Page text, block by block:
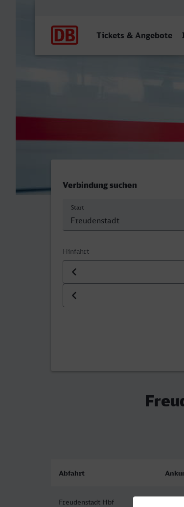
Tickets & Angebote
Freudenstadt Hbf -
Verbindung suchen
Start
Hinfahrt
Datum der Hinfahrt
Uhrzeit der Hinfahrt
Abfahrt
Freudenstadt Hbf